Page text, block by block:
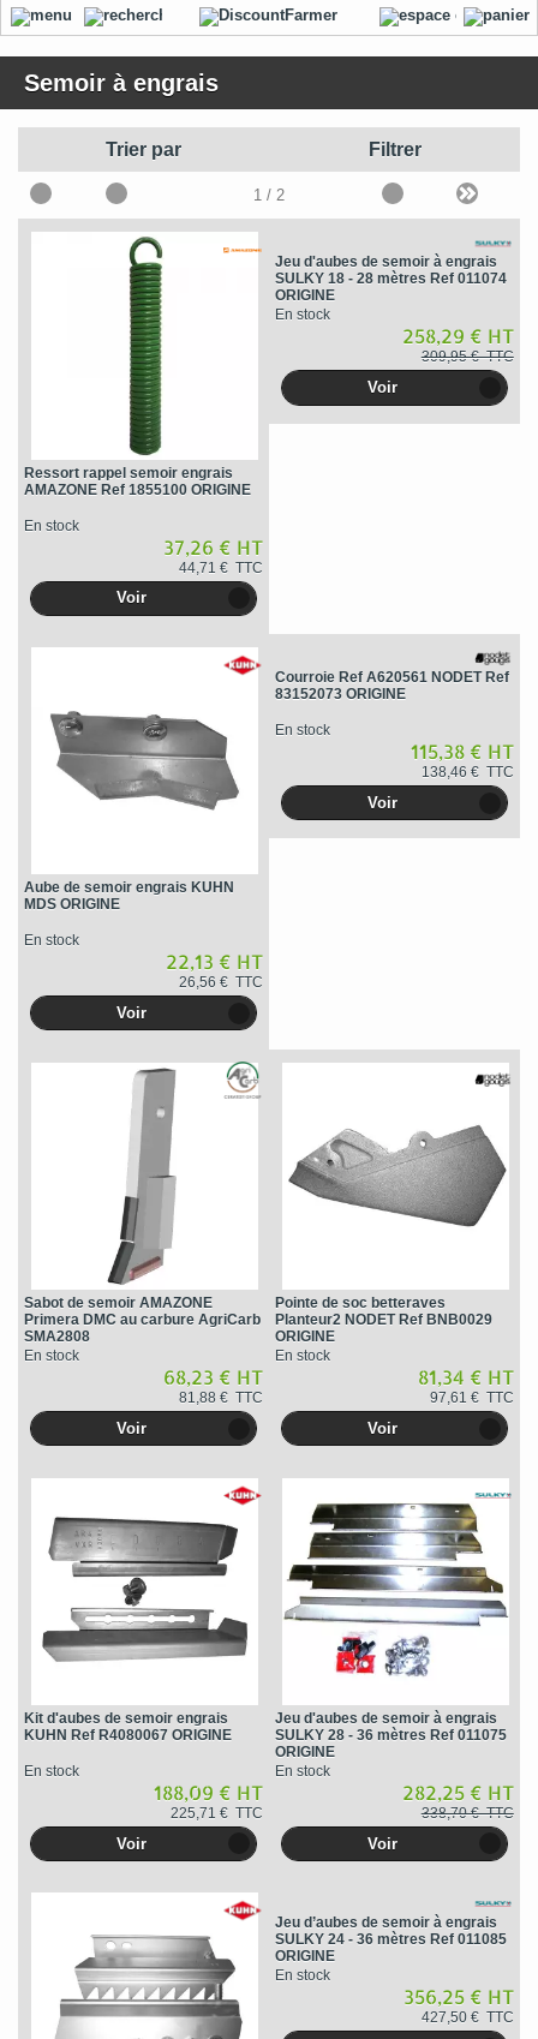
Semoir à engrais
Trier par Filtrer
1/ 2
Ressort rappel semoir engrais
AMAZONE Ref 1855100 ORIGINE
En stock
37,26 € HT
44,71 € TTC
Voir
Jeu d'aubes de semoir à engrais
SULKY 18 - 28 mètres Ref 011074
ORIGINE
En stock
258,29 € HT
309,95 € TTC
Voir
Aube de semoir engrais KUHN
MDS ORIGINE
En stock
22,13 € HT
26,56 € TTC
Voir
Courroie Ref A620561 NODET Ref
83152073 ORIGINE
En stock
115,38 € HT
138,46 € TTC
Voir
Sabot de semoir AMAZONE
Primera DMC au carbure AgriCarb
SMA2808
En stock
68,23 € HT
81,88 € TTC
Voir
Pointe de soc betteraves
Planteur2 NODET Ref BNB0029
ORIGINE
En stock
81,34 € HT
97,61 € TTC
Voir
Kit d'aubes de semoir engrais
KUHN Ref R4080067 ORIGINE
En stock
188,09 € HT
225,71 € TTC
Voir
Jeu d'aubes de semoir à engrais
SULKY 28 - 36 mètres Ref 011075
ORIGINE
En stock
282,25 € HT
338,70 € TTC
Voir
Jeu d’aubes de semoir à engrais
SULKY 24 - 36 mètres Ref 011085
ORIGINE
En stock
356,25 € HT
427,50 € TTC